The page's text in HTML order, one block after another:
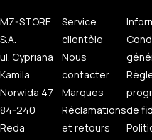
MZ-STORE
S.A.
ul. Cypriana
Kamila
Norwida 47
84-240
Reda
Service
clientèle
Nous
contacter
Marques
Réclamations
et retours
de